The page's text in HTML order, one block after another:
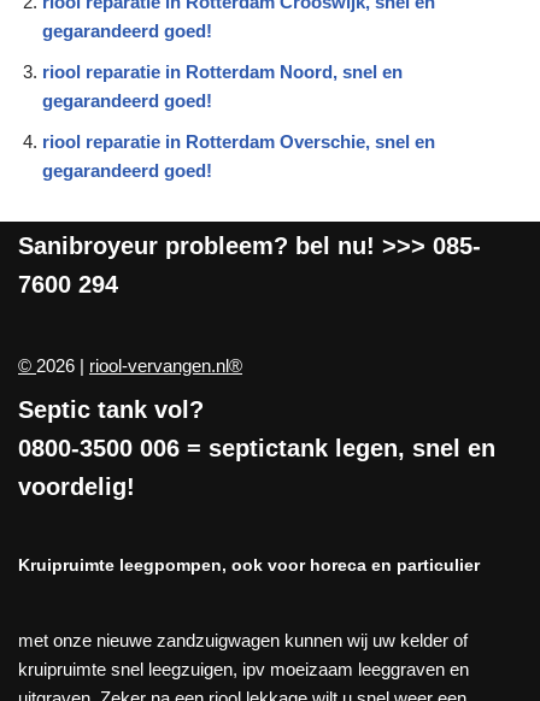
gegarandeerd goed!
riool reparatie in Rotterdam Noord, snel en
gegarandeerd goed!
riool reparatie in Rotterdam Overschie, snel en
gegarandeerd goed!
Sanibroyeur probleem? bel nu! >>> 085-
7600 294
© 2026 | riool-vervangen.nl®
Septic tank vol?
0800-3500 006 = septictank legen, snel en
voordelig!
Kruipruimte leegpompen, ook voor horeca en particulier
met onze nieuwe zandzuigwagen kunnen wij uw kelder of
kruipruimte snel leegzuigen, ipv moeizaam leeggraven en